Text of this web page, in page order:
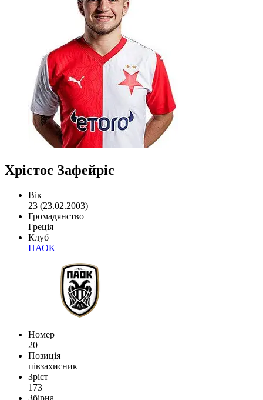
Хрістос Зафейріс
Вік
23 (23.02.2003)
Громадянство
Греція
Клуб
ПАОК
Номер
20
Позиція
півзахисник
Зріст
173
Збірна